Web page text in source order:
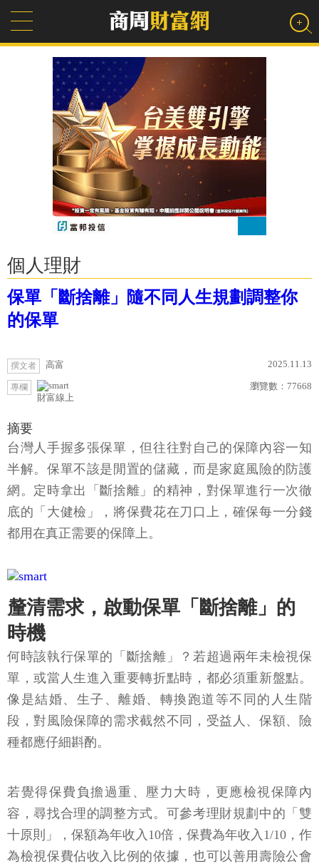
個人理財
保單「斷捨離」隨不同人生規劃調整你
的保單
撰文者 高富 2025.11.13
專欄
財富線上
瀏覽數： 77668
摘要
台灣人手握多張保單，但往往對自己的保障內容一知
半解。保單不該是閒置的儲藏，而是家庭風險的防護
網。定時拿出「斷捨離」的精神，對保單進行一次徹
底的「大健檢」，將保費花在刀口上，確保每一分錢
都用在真正需要的保障上。
釐清需求，啟動保單「斷捨離」的
時機
何時該執行保單的「斷捨離」？若超過兩年未檢視保
單，或當人生進入重要轉折點時，都必須重新盤點。
像是結婚、生子、離婚、轉換跑道等不同的人生階
段，對風險保障的需求截然不同，受益人、保額、險
種都應仔細斟酌。
若覺得保費負擔過重、壓力大時，更應檢視保障內
容，尋找合理的調整方式。可參考理財規劃中的「雙
十原則」，保額為年收入10倍，保費為年收入1/10，作
為檢視保費佔收入比例的依據，也可以善用壽險公會